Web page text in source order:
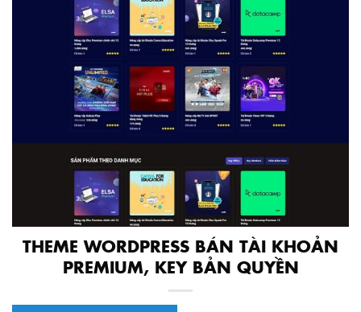
THEME WORDPRESS BÁN TÀI KHOẢN
PREMIUM, KEY BẢN QUYỀN